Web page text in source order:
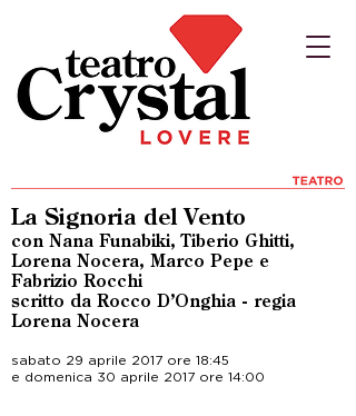
La Signoria del Vento
con Nana Funabiki, Tiberio Ghitti,
Lorena Nocera, Marco Pepe e
Fabrizio Rocchi
scritto da Rocco D’Onghia - regia
Lorena Nocera
sabato 29 aprile 2017 ore 18:45
e domenica 30 aprile 2017 ore 14:00